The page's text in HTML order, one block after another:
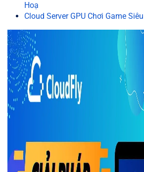
Hoạ
Cloud Server GPU Chơi Game